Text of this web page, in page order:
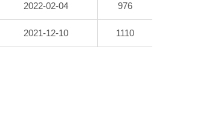
2022-02-04 976
2021-12-10 1110